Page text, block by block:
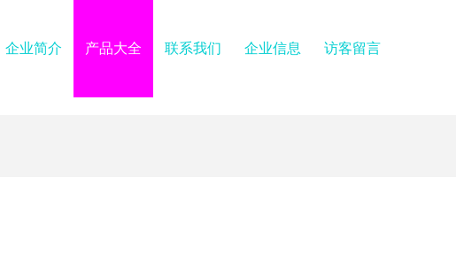
企业简介 产品大全 联系我们 企业信息 访客留言